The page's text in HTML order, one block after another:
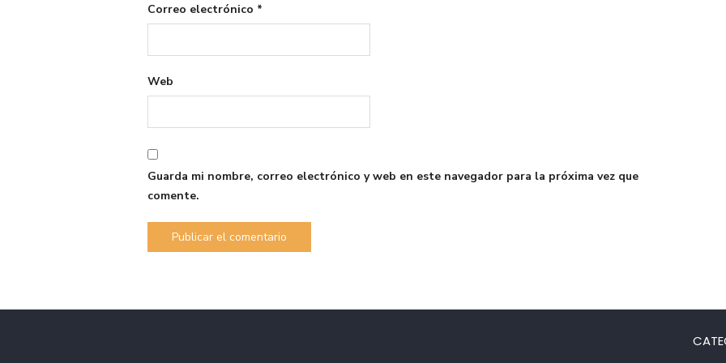
Correo electrónico *
Web
Guarda mi nombre, correo electrónico y web en este navegador para la próxima vez que
comente.